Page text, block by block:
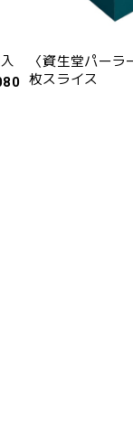
〈資生堂パー
枚スライス